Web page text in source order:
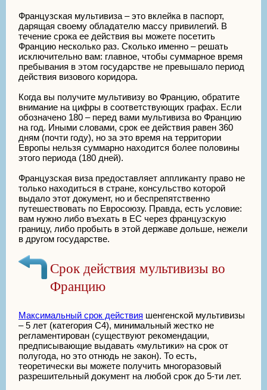
Французская мультивиза – это вклейка в паспорт,
дарящая своему обладателю массу привилегий. В
течение срока ее действия вы можете посетить
Францию несколько раз. Сколько именно – решать
исключительно вам: главное, чтобы суммарное время
пребывания в этом государстве не превышало период
действия визового коридора.
Когда вы получите мультивизу во Францию, обратите
внимание на цифры в соответствующих графах. Если
обозначено 180 – перед вами мультивиза во Францию
на год. Иными словами, срок ее действия равен 360
дням (почти году), но за это время на территории
Европы нельзя суммарно находится более половины
этого периода (180 дней).
Французская виза предоставляет аппликанту право не
только находиться в стране, консульство которой
выдало этот документ, но и беспрепятственно
путешествовать по Евросоюзу. Правда, есть условие:
вам нужно либо въехать в ЕС через французскую
границу, либо пробыть в этой державе дольше, нежели
в другом государстве.
Срок действия мультивизы во
Францию
Максимальный срок действия шенгенской мультивизы
– 5 лет (категория С4), минимальный жестко не
регламентирован (существуют рекомендации,
предписывающие выдавать «мультики» на срок от
полугода, но это отнюдь не закон). То есть,
теоретически вы можете получить многоразовый
разрешительный документ на любой срок до 5-ти лет.